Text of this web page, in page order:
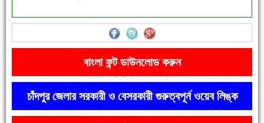
'বাংলা সাহিত্যানুরাগীরা তাঁর অবদানকে চিরকাল স্মরণ করবে'
বাংলা ফন্ট ডাউনলোড করুন
চাঁদপুর জেলার সরকারী ও বেসরকারী গুরুত্বপূর্ন ওয়েব লিঙ্ক